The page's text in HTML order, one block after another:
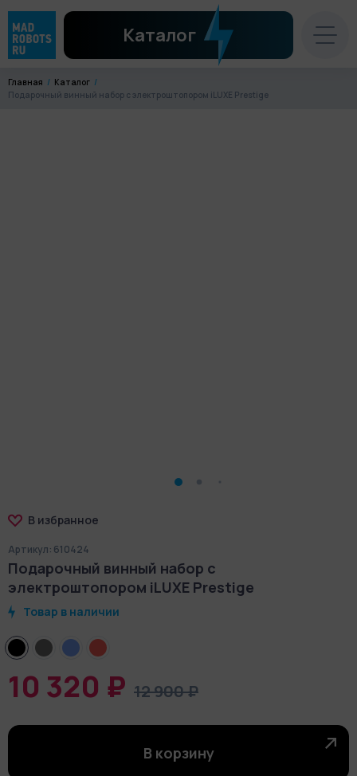
Каталог
Главная
Каталог
Подарочный винный набор с электроштопором iLUXE Prestige
В избранное
Артикул: 610424
Подарочный винный набор с
электроштопором iLUXE Prestige
Товар в наличии
10 320 ₽ 12 900 ₽
В корзину